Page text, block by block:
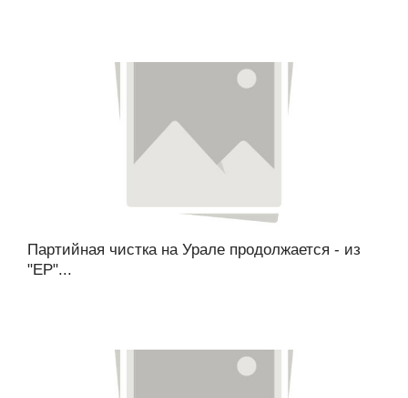
Партийная чистка на Урале продолжается - из
"ЕР"...